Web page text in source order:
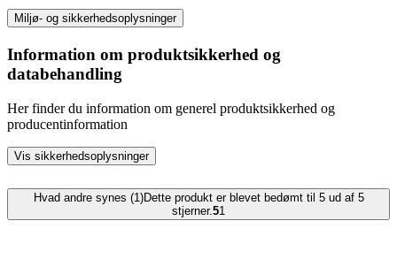
Miljø- og sikkerhedsoplysninger
Information om produktsikkerhed og
databehandling
Her finder du information om generel produktsikkerhed og
producentinformation
Vis sikkerhedsoplysninger
Hvad andre synes (1)Dette produkt er blevet bedømt til 5 ud af 5
stjerner.51